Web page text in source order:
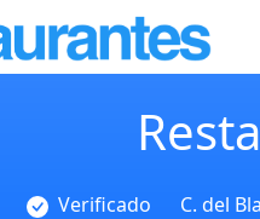
Verificado C. del